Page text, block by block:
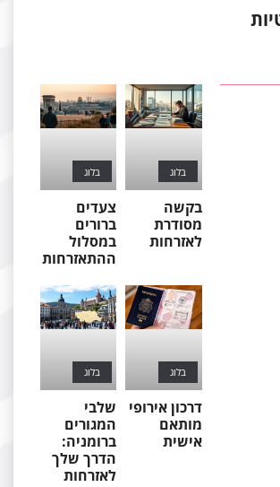
בקשה
מסודרת
לאזרחות
צעדים
ברורים
במסלול
ההתאזרחות
דרכון אירופי
מותאם
אישית
שלבי
המגורים
ברומניה:
הדרך שלך
לאזרחות